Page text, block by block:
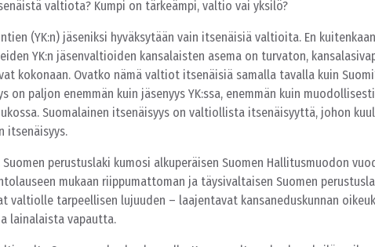
valtiota? Kumpi on tärkeämpi, valtio vai yksilö?
(YK:n) jäseniksi hyväksytään vain itsenäisiä valtioita. En
YK:n jäsenvaltioiden kansalaisten asema on turvaton,
kokonaan. Ovatko nämä valtiot itsenäisiä samalla tavalla kuin
on paljon enemmän kuin jäsenyys YK:ssa, enemmän kuin
Suomalainen itsenäisyys on valtiollista itsenäisyyttä, johon
itsenäisyys.
perustuslaki kumosi alkuperäisen Suomen Hallitusmuodon
mukaan riippumattoman ja täysivaltaisen Suomen
valtiolle tarpeellisen lujuuden – laajentavat kansaneduskunnan
lainalaista vapautta.